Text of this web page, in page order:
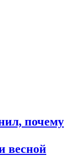
почему
весной